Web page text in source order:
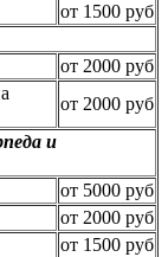
от 1500 руб
от 2000 руб
от 2000 руб
и
от 5000 руб
от 2000 руб
от 1500 руб